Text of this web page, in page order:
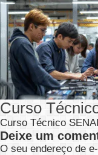
Curso
Curso Técnico
Deixe um
O seu endereço de